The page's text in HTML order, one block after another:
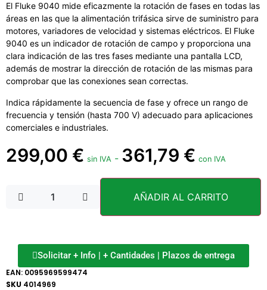
El Fluke 9040 mide eficazmente la rotación de fases en todas las
áreas en las que la alimentación trifásica sirve de suministro para
motores, variadores de velocidad y sistemas eléctricos. El Fluke
9040 es un indicador de rotación de campo y proporciona una
clara indicación de las tres fases mediante una pantalla LCD,
además de mostrar la dirección de rotación de las mismas para
comprobar que las conexiones sean correctas.
Indica rápidamente la secuencia de fase y ofrece un rango de
frecuencia y tensión (hasta 700 V) adecuado para aplicaciones
comerciales e industriales.
299,00 € sin IVA - 361,79 € con IVA
AÑADIR AL CARRITO
Solicitar + Info | + Cantidades | Plazos de entrega
EAN: 0095969599474
SKU 4014969